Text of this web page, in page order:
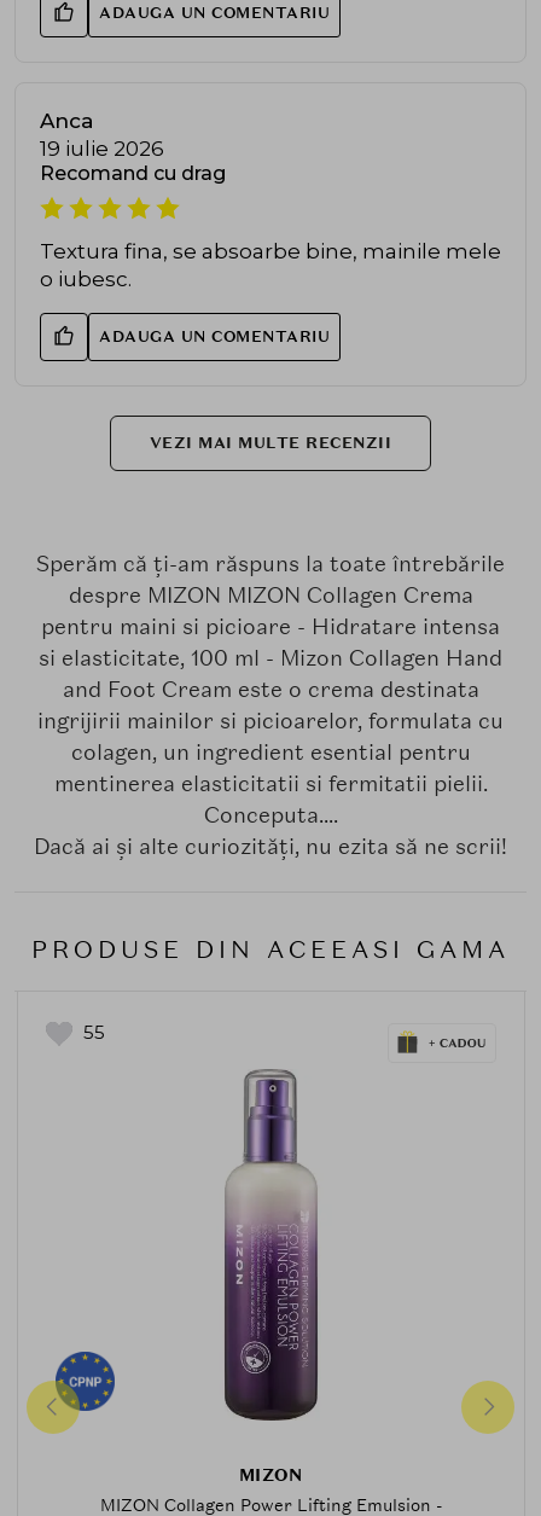
ADAUGA UN COMENTARIU
Anca
19 iulie 2026
Recomand cu drag
Textura fina, se absoarbe bine, mainile mele
o iubesc.
ADAUGA UN COMENTARIU
VEZI MAI MULTE RECENZII
Sperăm că ți-am răspuns la toate întrebările
despre MIZON MIZON Collagen Crema
pentru maini si picioare - Hidratare intensa
si elasticitate, 100 ml - Mizon Collagen Hand
and Foot Cream este o crema destinata
ingrijirii mainilor si picioarelor, formulata cu
colagen, un ingredient esential pentru
mentinerea elasticitatii si fermitatii pielii.
Conceputa....
Dacă ai și alte curiozități, nu ezita să ne scrii!
PRODUSE DIN ACEEASI GAMA
55
MIZON
MIZON Collagen Power Lifting Emulsion -